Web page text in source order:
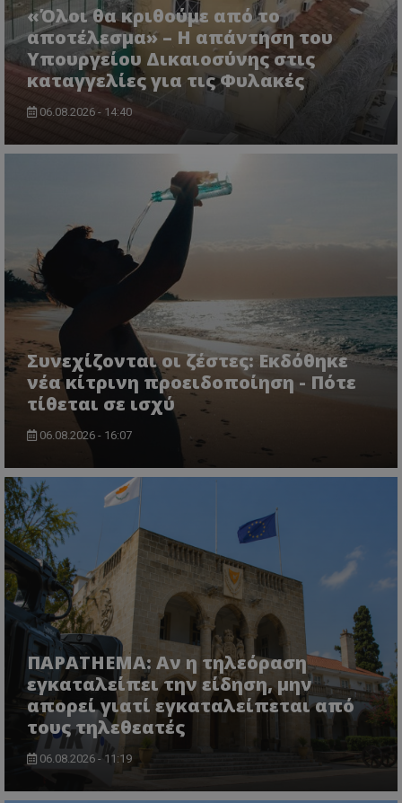
«Όλοι θα κριθούμε από το
αποτέλεσμα» – Η απάντηση του
Υπουργείου Δικαιοσύνης στις
καταγγελίες για τις Φυλακές
06.08.2026 - 14:40
Συνεχίζονται οι ζέστες: Εκδόθηκε
νέα κίτρινη προειδοποίηση - Πότε
τίθεται σε ισχύ
06.08.2026 - 16:07
ΠΑΡΑTHEMA: Αν η τηλεόραση
εγκαταλείπει την είδηση, μην
απορεί γιατί εγκαταλείπεται από
τους τηλεθεατές
06.08.2026 - 11:19
τον
οποίο
του
του